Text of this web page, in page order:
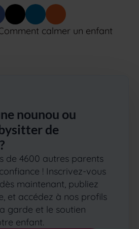
calmer un enfant
nounou ou
de
de 4600 autres parents
! Inscrivez-vous
maintenant, publiez
et accédez à nos profils
garde et le soutien
enfant.